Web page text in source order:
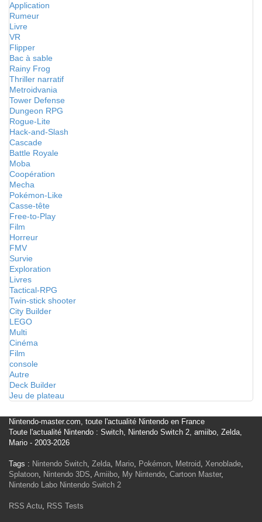
Application
Rumeur
Livre
VR
Flipper
Bac à sable
Rainy Frog
Thriller narratif
Metroidvania
Tower Defense
Dungeon RPG
Rogue-Lite
Hack-and-Slash
Cascade
Battle Royale
Moba
Coopération
Mecha
Pokémon-Like
Casse-tête
Free-to-Play
Film
Horreur
FMV
Survie
Exploration
Livres
Tactical-RPG
Twin-stick shooter
City Builder
LEGO
Multi
Cinéma
Film
console
Autre
Deck Builder
Jeu de plateau
Nintendo-master.com, toute l'actualité Nintendo en France
Toute l'actualité Nintendo : Switch, Nintendo Switch 2, amiibo, Zelda,
Mario - 2003-2026
Tags : Nintendo Switch, Zelda, Mario, Pokémon, Metroid, Xenoblade,
Splatoon, Nintendo 3DS, Amiibo, My Nintendo, Cartoon Master,
Nintendo Labo Nintendo Switch 2
RSS Actu, RSS Tests